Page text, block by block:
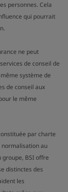
personnes. Cela
qui pourrait
ne peut
de conseil de
système de
de conseil aux
le même
par charte
au
groupe, BSI offre
distinctes des
les